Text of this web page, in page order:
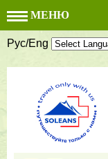
МЕНЮ
Рус/Eng